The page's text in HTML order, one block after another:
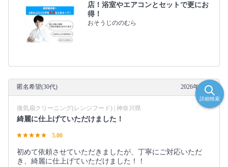
店！浴室やエアコンとセットで更にお
得！
おそうじののむら
匿名希望(30代) 2026年02月
換気扇クリーニング(レンジフード) | 神奈川県
綺麗に仕上げていただけました！
5.00
初めて依頼させていただきましたが、丁寧にご対応いただ
き、綺麗に仕上げていただけました！！
詳細検索